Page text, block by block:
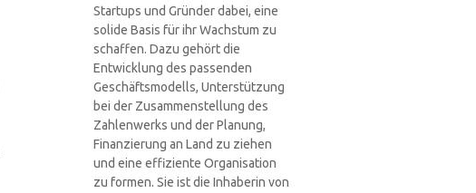
Startups und Gründer dabei, eine
solide Basis für ihr Wachstum zu
schaffen. Dazu gehört die
Entwicklung des passenden
Geschäftsmodells, Unterstützung
bei der Zusammenstellung des
Zahlenwerks und der Planung,
Finanzierung an Land zu ziehen
und eine effiziente Organisation
zu formen. Sie ist die Inhaberin von